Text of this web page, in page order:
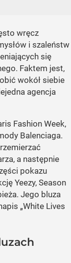
wręcz
i szaleństw
się
Faktem jest,
wokół siebie
agencja
Fashion Week,
Balenciaga.
a następnie
pokazu
Yeezy, Season
Jego bluza
„White Lives